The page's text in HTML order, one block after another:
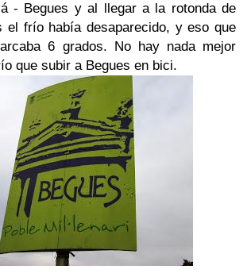
- Begues y al llegar a la rotonda de
el frío había desaparecido, y eso que
6 grados. No hay nada mejor
que subir a Begues en bici.